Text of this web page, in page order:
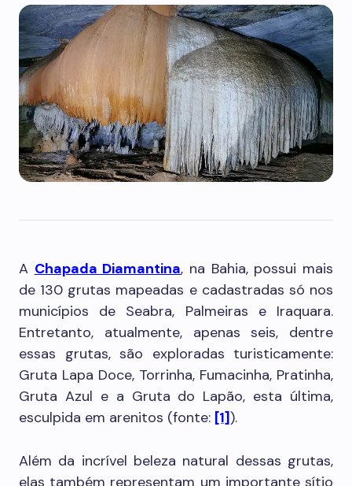
A Chapada Diamantina, na Bahia, possui mais
de 130 grutas mapeadas e cadastradas só nos
municípios de Seabra, Palmeiras e Iraquara.
Entretanto, atualmente, apenas seis, dentre
essas grutas, são exploradas turisticamente:
Gruta Lapa Doce, Torrinha, Fumacinha, Pratinha,
Gruta Azul e a Gruta do Lapão, esta última,
esculpida em arenitos (fonte: [1]).
Além da incrível beleza natural dessas grutas,
elas também representam um importante sítio